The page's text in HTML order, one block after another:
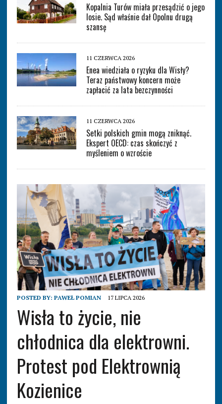
Kopalnia Turów miała przesądzić o jego
losie. Sąd właśnie dał Opolnu drugą
szansę
11 CZERWCA 2026
Enea wiedziała o ryzyku dla Wisły?
Teraz państwowy koncern może
zapłacić za lata bezczynności
11 CZERWCA 2026
Setki polskich gmin mogą zniknąć.
Ekspert OECD: czas skończyć z
myśleniem o wzroście
POSTED BY: PAWEŁ POMIAN 17 LIPCA 2026
Wisła to życie, nie
chłodnica dla elektrowni.
Protest pod Elektrownią
Kozienice